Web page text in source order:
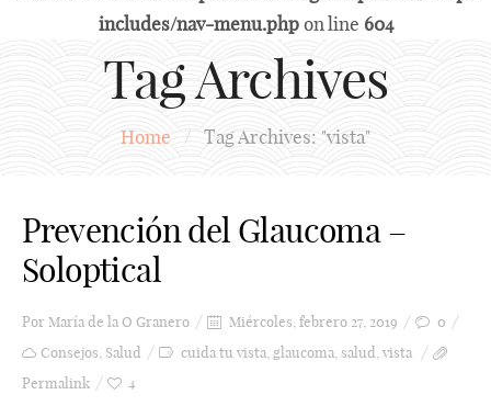
includes/nav-menu.phpon line 604
Tag Archives
Home / Tag Archives: "vista"
Prevención del Glaucoma –
Soloptical
PorMaría de la O Granero Miércoles, febrero 27, 2019
0
Consejos Salud cuida tu vista glaucoma salud vista
Permalink
4